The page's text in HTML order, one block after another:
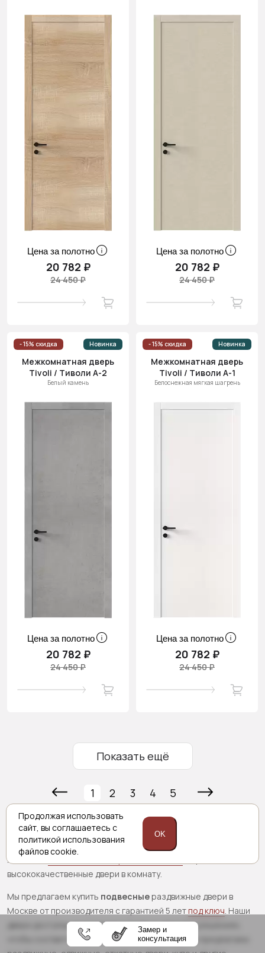
Цена за полотно
20 782 ₽
24 450 ₽
Цена за полотно
20 782 ₽
24 450 ₽
- 15% скидка Новинка
Межкомнатная дверь
Tivoli / Тиволи А-2
Белый камень
Цена за полотно
20 782 ₽
24 450 ₽
- 15% скидка Новинка
Межкомнатная дверь
Tivoli / Тиволи А-1
Белоснежная мягкая шагрень
Цена за полотно
20 782 ₽
24 450 ₽
Показать ещё
1 2 3 4 5
В интернет-магазине Porta Prima представлен большой
выборнавесных раздвижных межкомнатных дверей
ванных комнат, туалетов, спален и других помещений. Мы
являемся
высококачественные двери в комнату.
Мы предлагаем купить подвесныераздвижные двери в
Москве от производителя с гарантией 5 летпод ключ. Наши
двери доступны в различных стилях и цветовых решениях,
чтобы соответствовать любому интерьеру. Мы предлагаем
Замер и
консультация
Продолжая использовать
сайт, вы соглашаетесь с
политикой использования
файлов cookie.
OK